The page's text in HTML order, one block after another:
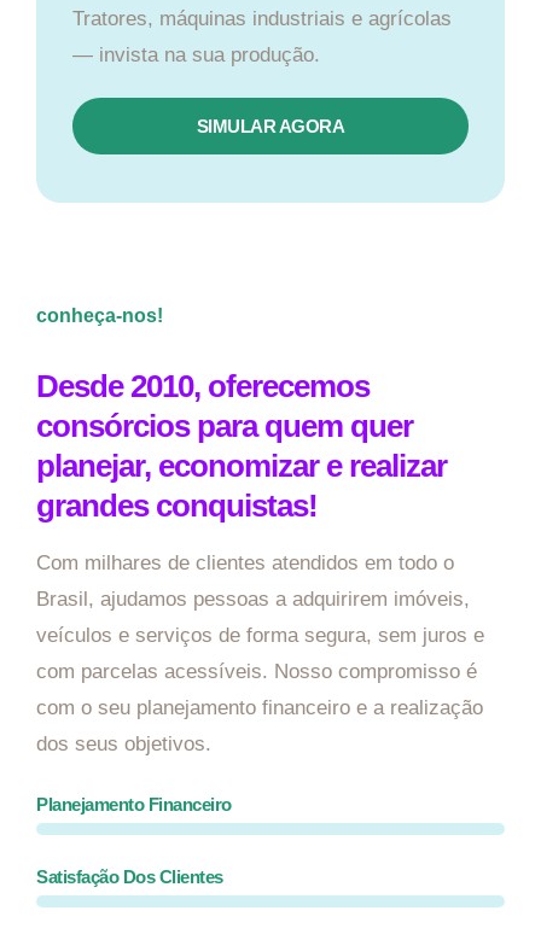
Tratores, máquinas industriais e agrícolas
— invista na sua produção.
SIMULAR AGORA
conheça-nos!
Desde 2010, oferecemos
consórcios para quem quer
planejar, economizar e realizar
grandes conquistas!
Com milhares de clientes atendidos em todo o
Brasil, ajudamos pessoas a adquirirem imóveis,
veículos e serviços de forma segura, sem juros e
com parcelas acessíveis. Nosso compromisso é
com o seu planejamento financeiro e a realização
dos seus objetivos.
Planejamento Financeiro
Satisfação Dos Clientes